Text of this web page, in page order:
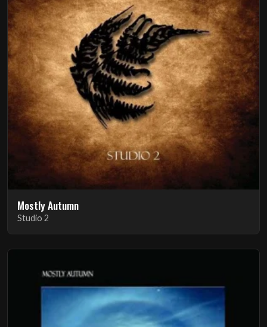
Mostly Autumn
Studio 2